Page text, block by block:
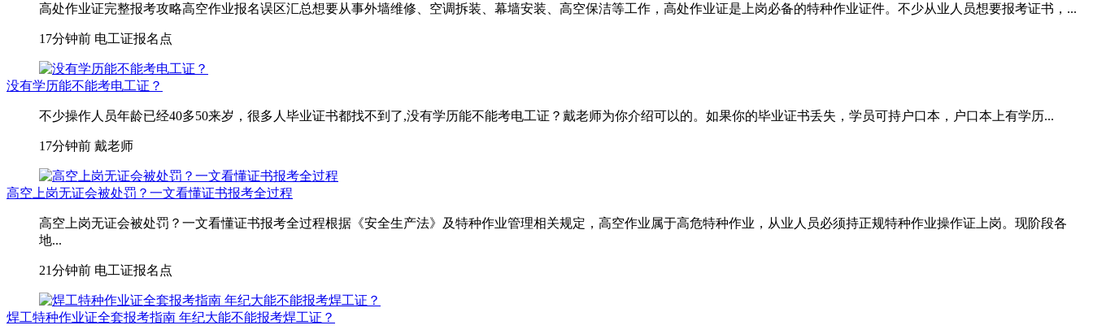
高处作业证完整报考攻略高空作业报名误区汇总想要从事外墙维修、空调拆装、幕墙安装、高空保洁等工作，高处作业证是上岗必备的特种作业证件。不少从业人员想要报考证书，...
17分钟前 电工证报名点
没有学历能不能考电工证？
不少操作人员年龄已经40多50来岁，很多人毕业证书都找不到了,没有学历能不能考电工证？戴老师为你介绍可以的。如果你的毕业证书丢失，学员可持户口本，户口本上有学历...
17分钟前 戴老师
高空上岗无证会被处罚？一文看懂证书报考全过程
高空上岗无证会被处罚？一文看懂证书报考全过程根据《安全生产法》及特种作业管理相关规定，高空作业属于高危特种作业，从业人员必须持正规特种作业操作证上岗。现阶段各
地...
21分钟前 电工证报名点
焊工特种作业证全套报考指南 年纪大能不能报考焊工证？